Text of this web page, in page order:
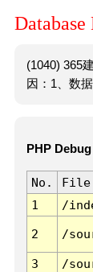
Database
(1040) 365
因：1、数
PHP Debug
No. File
1
/
2 /
3 /